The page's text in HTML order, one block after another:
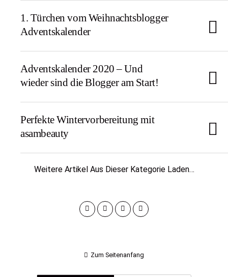
1. Türchen vom Weihnachtsblogger
Adventskalender
Adventskalender 2020 – Und
wieder sind die Blogger am Start!
Perfekte Wintervorbereitung mit
asambeauty
Weitere Artikel Aus Dieser Kategorie Laden…
Zum Seitenanfang